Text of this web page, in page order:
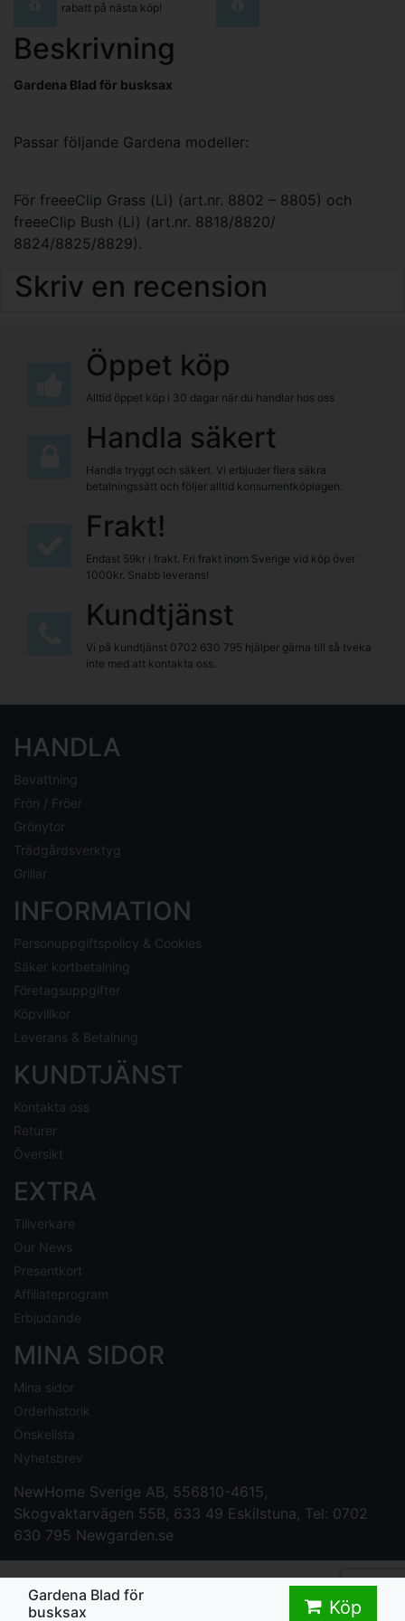
rabatt på nästa köp!
Beskrivning
Gardena Blad för busksax
Passar följande Gardena modeller:
För freeeClip Grass (Li) (art.nr. 8802 – 8805) och
freeeClip Bush (Li) (art.nr. 8818/8820/
8824/8825/8829).
Skriv en recension
Gardena Blad för
busksax
Köp
Öppet köp
Alltid öppet köp i 30 dagar när du handlar hos oss
Handla säkert
Handla tryggt och säkert. Vi erbjuder flera säkra
betalningssätt och följer alltid konsumentköplagen.
Frakt!
Endast 59kr i frakt. Fri frakt inom Sverige vid köp över
1000kr. Snabb leverans!
Kundtjänst
Vi på kundtjänst 0702 630 795 hjälper gärna till så tveka
inte med att kontakta oss.
HANDLA
Bevattning
Frön / Fröer
Grönytor
Trädgårdsverktyg
Grillar
INFORMATION
Personuppgiftspolicy & Cookies
Säker kortbetalning
Företagsuppgifter
Köpvillkor
Leverans & Betalning
KUNDTJÄNST
Kontakta oss
Returer
Översikt
EXTRA
Tillverkare
Our News
Presentkort
Affiliateprogram
Erbjudande
MINA SIDOR
Mina sidor
Orderhistorik
Önskelista
Nyhetsbrev
NewHome Sverige AB, 556810-4615,
Skogvaktarvägen 55B, 633 49 Eskilstuna, Tel: 0702
630 795 Newgarden.se